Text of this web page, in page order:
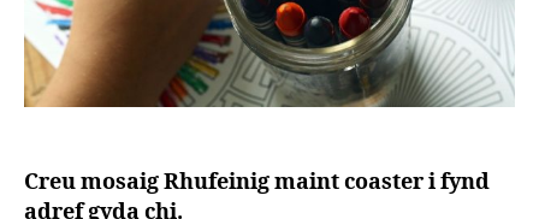
Creu mosaig Rhufeinig maint coaster i fynd
adref gyda chi.